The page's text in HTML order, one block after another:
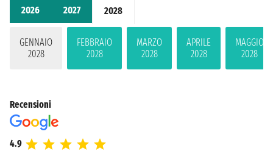
2026 2027 2028
GENNAIO
2028
FEBBRAIO
2028
MARZO
2028
APRILE
2028
MAGGIO
2028
Recensioni
4.9